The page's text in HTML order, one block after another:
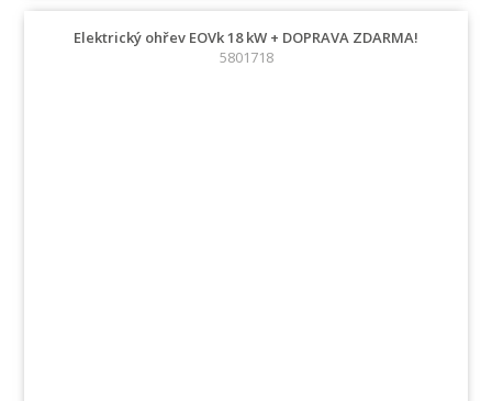
Elektrický ohřev EOVk 18 kW + DOPRAVA ZDARMA!
5801718